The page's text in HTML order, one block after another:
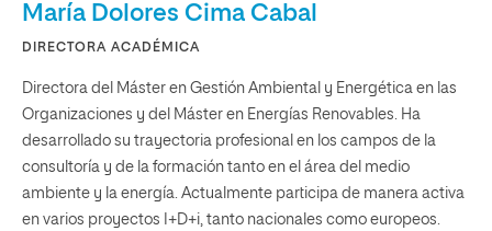
María Dolores Cima Cabal
DIRECTORA ACADÉMICA
Directora del Máster en Gestión Ambiental y Energética en las
Organizaciones y del Máster en Energías Renovables. Ha
desarrollado su trayectoria profesional en los campos de la
consultoría y de la formación tanto en el área del medio
ambiente y la energía. Actualmente participa de manera activa
en varios proyectos I+D+i, tanto nacionales como europeos.